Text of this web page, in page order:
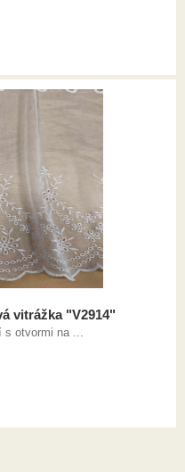
vitrážka "V2914"
otvormi na ...